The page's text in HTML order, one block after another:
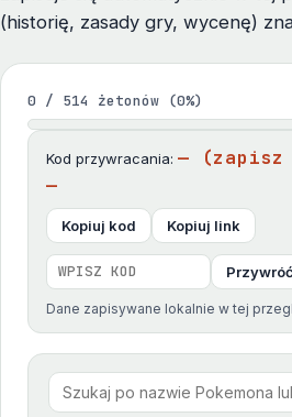
(historię, zasady gry, wycenę)
0 / 514 żetonów (0%)
Kod przywracania: — (zapisz
—
Kopiuj kod Kopiuj link
Przywróć
Dane zapisywane lokalnie w tej